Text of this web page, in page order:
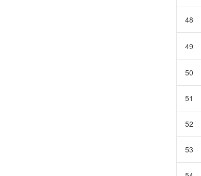
48
49
50
51
52
53